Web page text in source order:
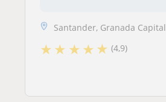
Santander, Granada Capital
★★ ★★★ (4,9)